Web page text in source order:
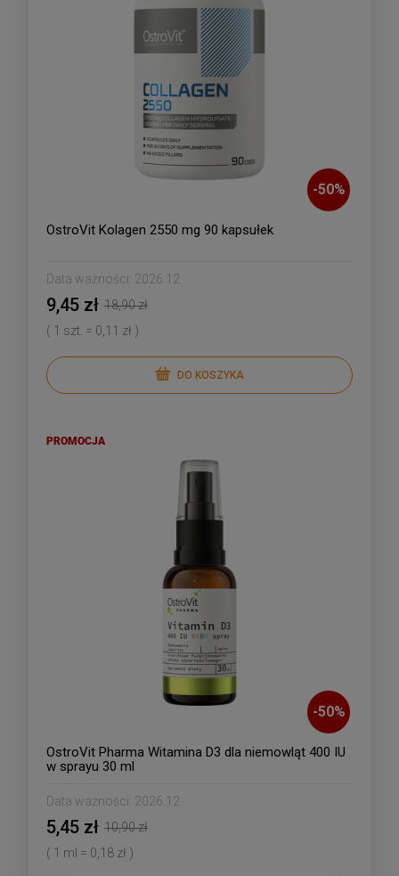
-50%
OstroVit Kolagen 2550 mg 90 kapsułek
Data ważności: 2026.12
9,45 zł 18,90 zł
( 1 szt. = 0,11 zł )
DO KOSZYKA
-50%
OstroVit Pharma Witamina D3 dla niemowląt 400 IU
w sprayu 30 ml
Data ważności: 2026.12
5,45 zł 10,90 zł
( 1 ml = 0,18 zł )
PROMOCJA